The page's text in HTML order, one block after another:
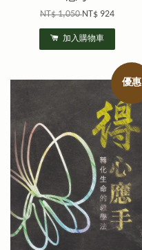
NT$ 1,050NT$ 924
加入購物車
優惠